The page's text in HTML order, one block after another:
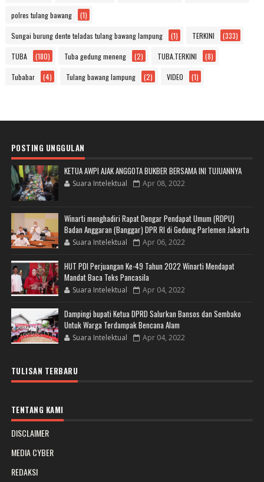
polres tulang bawang (1)
Sungai burung dente teladas tulang bawang lampung (1) TERKINI (333)
TUBA (180) Tuba gedung meneng (2) TUBA.TERKINI (8)
Tubabar (4) Tulang bawang lampung (2) VIDEO (1)
POSTING UNGGULAN
KETUA AWPI AJAK ANGGOTA BUKBER BERSAMA INI TUJUANNYA
Suara Intelektual Apr 08, 2022
Winarti menghadiri Rapat Dengar Pendapat Umum (RDPU)
Badan Anggaran (Banggar) DPR RI di Gedung Parlemen Jakarta
Suara Intelektual Apr 06, 2022
HUT PDI Perjuangan Ke-49 Tahun 2022 Winarti Mendapat
Mandat Baca Teks Pancasila
Suara Intelektual Apr 04, 2022
Dampingi bupati Ketua DPRD Salurkan Bansos dan Sembako
Untuk Warga Terdampak Bencana Alam
Suara Intelektual Apr 04, 2022
TULISAN TERBARU
TENTANG KAMI
DISCLAIMER
MEDIA CYBER
REDAKSI